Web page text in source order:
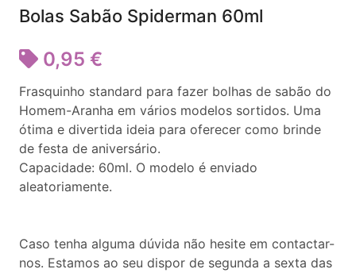
Bolas Sabão Spiderman 60ml
0,95 €
Frasquinho standard para fazer bolhas de sabão do
Homem-Aranha em vários modelos sortidos. Uma
ótima e divertida ideia para oferecer como brinde
de festa de aniversário.
Capacidade: 60ml. O modelo é enviado
aleatoriamente.
Caso tenha alguma dúvida não hesite em contactar-
nos. Estamos ao seu dispor de segunda a sexta das